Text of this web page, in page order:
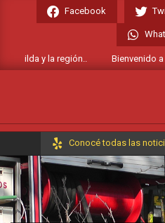
Facebook
y la región.. Bienvenido a
Primary
Menu
Conocé todas las